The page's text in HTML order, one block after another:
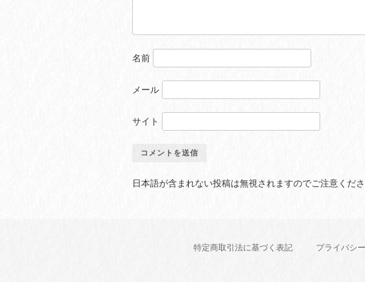
名前
メール
サイト
日本語が含まれない投稿は無視されますのでご注意くだ
特定商取引法に基づく表記 プライバシ